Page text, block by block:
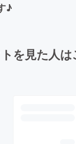
♪
を見た人